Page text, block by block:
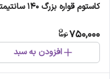
کاستوم قواره بزرگ 140 سانتیمتر
750,000
افزودن به سبد